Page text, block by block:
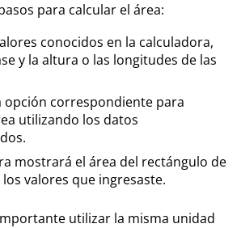
para calcular el área:
conocidos en la calculadora,
y la altura o las longitudes de las
opción correspondiente para
utilizando los datos
mostrará el área del rectángulo de
valores que ingresaste.
utilizar la misma unidad